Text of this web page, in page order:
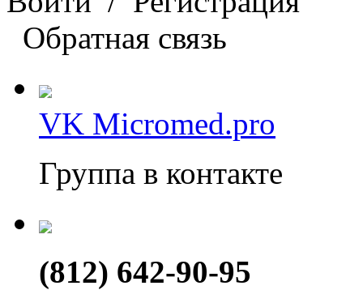
Обратная связь
VK Micromed.pro
Группа в контакте
(812) 642-90-95